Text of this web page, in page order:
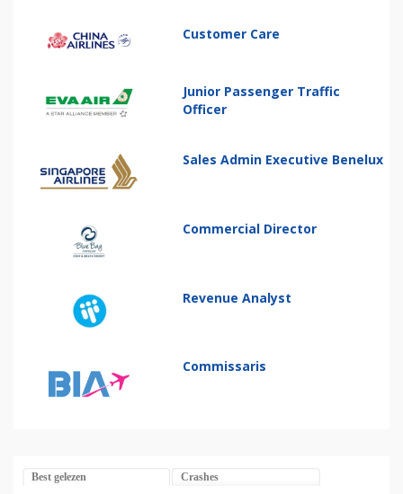
Customer Care
Junior Passenger Traffic
Officer
Sales Admin Executive Benelux
Commercial Director
Revenue Analyst
Commissaris
Best gelezen Crashes